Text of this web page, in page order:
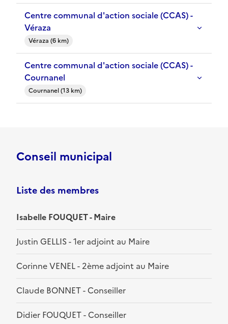
Centre communal d'action sociale (CCAS) -
Véraza
Véraza (6 km)
Centre communal d'action sociale (CCAS) -
Cournanel
Cournanel (13 km)
Conseil municipal
Liste des membres
Isabelle FOUQUET - Maire
Justin GELLIS - 1er adjoint au Maire
Corinne VENEL - 2ème adjoint au Maire
Claude BONNET - Conseiller
Didier FOUQUET - Conseiller